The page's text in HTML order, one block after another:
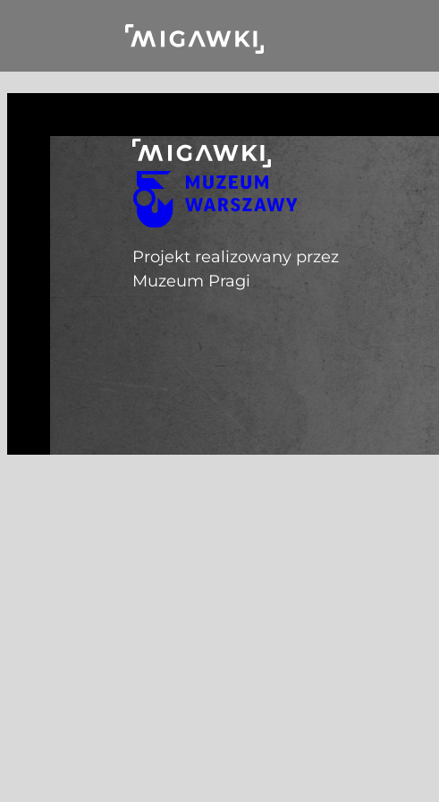
Projekt realizowany przez
Muzeum Pragi